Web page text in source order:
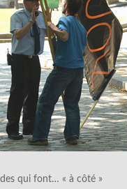
des qui font… « à côté »